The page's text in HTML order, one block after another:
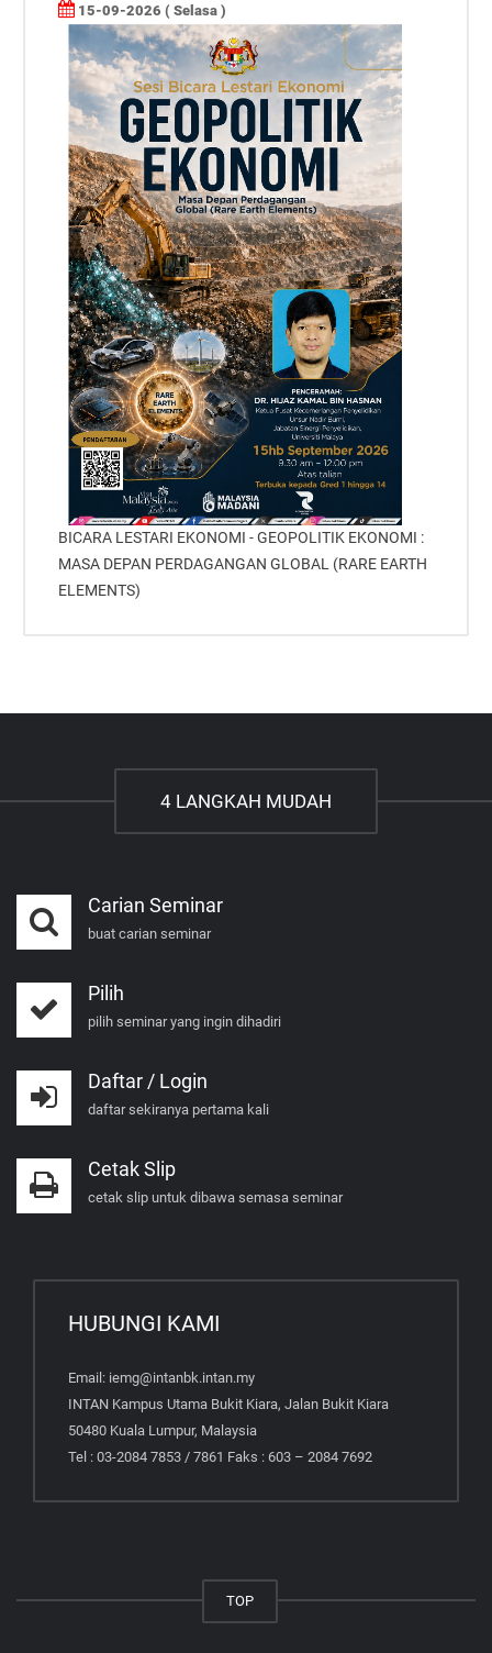
15-09-2026 ( Selasa )
BICARA LESTARI EKONOMI - GEOPOLITIK EKONOMI :
MASA DEPAN PERDAGANGAN GLOBAL (RARE EARTH
ELEMENTS)
4 LANGKAH MUDAH
Carian Seminar
buat carian seminar
Pilih
pilih seminar yang ingin dihadiri
Daftar / Login
daftar sekiranya pertama kali
Cetak Slip
cetak slip untuk dibawa semasa seminar
HUBUNGI KAMI
Email: iemg@intanbk.intan.my
INTAN Kampus Utama Bukit Kiara, Jalan Bukit Kiara
50480 Kuala Lumpur, Malaysia
Tel : 03-2084 7853 / 7861 Faks : 603 – 2084 7692
TOP